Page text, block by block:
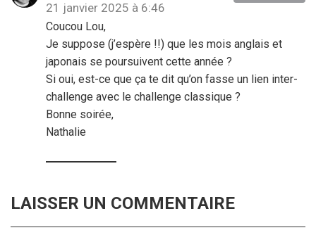
21 janvier 2025 à 6:46
Coucou Lou,
Je suppose (j’espère !!) que les mois anglais et
japonais se poursuivent cette année ?
Si oui, est-ce que ça te dit qu’on fasse un lien inter-
challenge avec le challenge classique ?
Bonne soirée,
Nathalie
LAISSER UN COMMENTAIRE